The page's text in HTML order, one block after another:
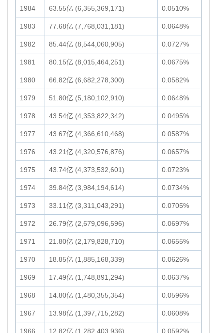
1984 63.55亿 (6,355,369,171) 0.0510%
1983 77.68亿 (7,768,031,181) 0.0648%
1982 85.44亿 (8,544,060,905) 0.0727%
1981 80.15亿 (8,015,464,251) 0.0675%
1980 66.82亿 (6,682,278,300) 0.0582%
1979 51.80亿 (5,180,102,910) 0.0648%
1978 43.54亿 (4,353,822,342) 0.0495%
1977 43.67亿 (4,366,610,468) 0.0587%
1976 43.21亿 (4,320,576,876) 0.0657%
1975 43.74亿 (4,373,532,601) 0.0723%
1974 39.84亿 (3,984,194,614) 0.0734%
1973 33.11亿 (3,311,043,291) 0.0705%
1972 26.79亿 (2,679,096,596) 0.0697%
1971 21.80亿 (2,179,828,710) 0.0655%
1970 18.85亿 (1,885,168,339) 0.0626%
1969 17.49亿 (1,748,891,294) 0.0637%
1968 14.80亿 (1,480,355,354) 0.0596%
1967 13.98亿 (1,397,715,282) 0.0608%
1966 12.82亿 (1,282,403,936) 0.0592%